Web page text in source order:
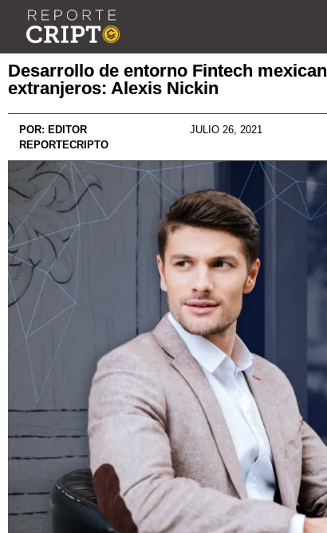
Desarrollo de entorno Fintech
extranjeros: Alexis Nickin
POR: EDITOR
REPORTECRIPTO
JULIO 26, 2021